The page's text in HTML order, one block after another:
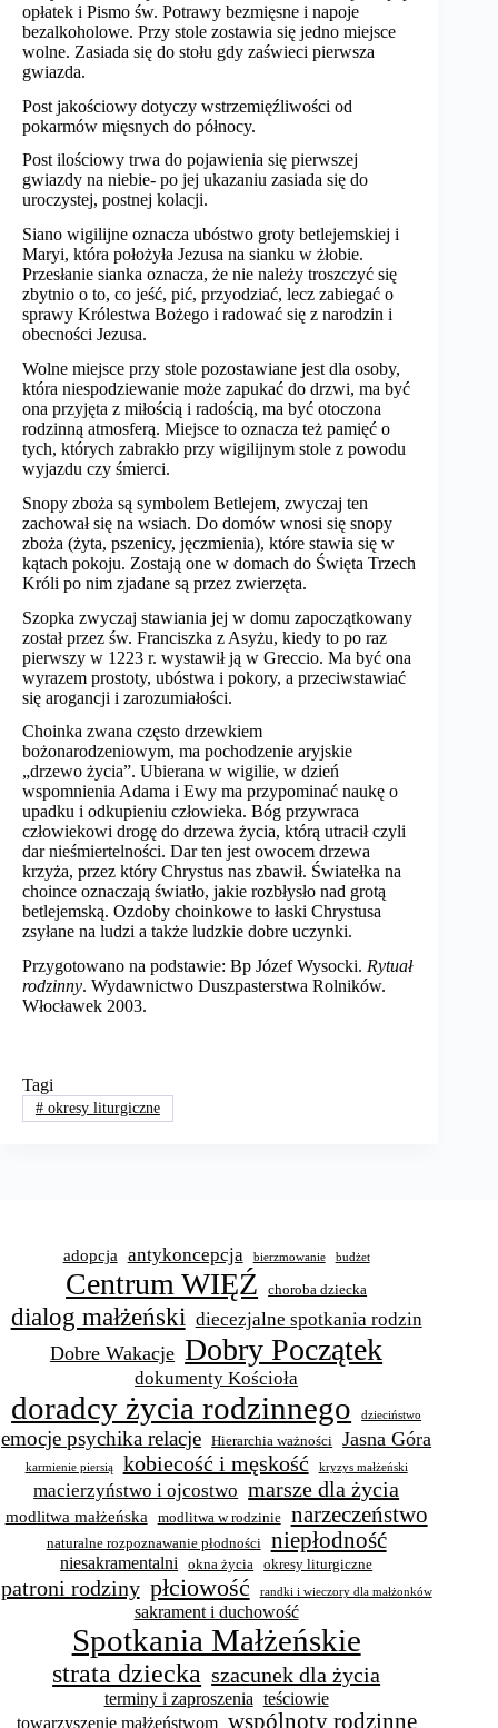
opłatek i Pismo św. Potrawy bezmięsne i napoje
bezalkoholowe. Przy stole zostawia się jedno miejsce
wolne. Zasiada się do stołu gdy zaświeci pierwsza
gwiazda.
Post jakościowy dotyczy wstrzemięźliwości od
pokarmów mięsnych do północy.
Post ilościowy trwa do pojawienia się pierwszej
gwiazdy na niebie- po jej ukazaniu zasiada się do
uroczystej, postnej kolacji.
Siano wigilijne oznacza ubóstwo groty betlejemskiej i
Maryi, która położyła Jezusa na sianku w żłobie.
Przesłanie sianka oznacza, że nie należy troszczyć się
zbytnio o to, co jeść, pić, przyodziać, lecz zabiegać o
sprawy Królestwa Bożego i radować się z narodzin i
obecności Jezusa.
Wolne miejsce przy stole pozostawiane jest dla osoby,
która niespodziewanie może zapukać do drzwi, ma być
ona przyjęta z miłością i radością, ma być otoczona
rodzinną atmosferą. Miejsce to oznacza też pamięć o
tych, których zabrakło przy wigilijnym stole z powodu
wyjazdu czy śmierci.
Snopy zboża są symbolem Betlejem, zwyczaj ten
zachował się na wsiach. Do domów wnosi się snopy
zboża (żyta, pszenicy, jęczmienia), które stawia się w
kątach pokoju. Zostają one w domach do Święta Trzech
Króli po nim zjadane są przez zwierzęta.
Szopka zwyczaj stawiania jej w domu zapoczątkowany
został przez św. Franciszka z Asyżu, kiedy to po raz
pierwszy w 1223 r. wystawił ją w Greccio. Ma być ona
wyrazem prostoty, ubóstwa i pokory, a przeciwstawiać
się arogancji i zarozumiałości.
Choinka zwana często drzewkiem
bożonarodzeniowym, ma pochodzenie aryjskie
„drzewo życia”. Ubierana w wigilie, w dzień
wspomnienia Adama i Ewy ma przypominać naukę o
upadku i odkupieniu człowieka. Bóg przywraca
człowiekowi drogę do drzewa życia, którą utracił czyli
dar nieśmiertelności. Dar ten jest owocem drzewa
krzyża, przez który Chrystus nas zbawił. Światełka na
choince oznaczają światło, jakie rozbłysło nad grotą
betlejemską. Ozdoby choinkowe to łaski Chrystusa
zsyłane na ludzi a także ludzkie dobre uczynki.
Przygotowano na podstawie: Bp Józef Wysocki. Rytuał
rodzinny. Wydawnictwo Duszpasterstwa Rolników.
Włocławek 2003.
Tagi
#okresy liturgiczne
adopcja antykoncepcja bierzmowanie budżet
Centrum WIĘŹ choroba dziecka
dialog małżeński diecezjalne spotkania rodzin
Dobre Wakacje Dobry Początek
dokumenty Kościoła
doradcy życia rodzinnego dzieciństwo
emocje psychika relacje Hierarchia ważności Jasna Góra
karmienie piersią kobiecość i męskość kryzys małżeński
macierzyństwo i ojcostwo marsze dla życia
modlitwa małżeńska modlitwa w rodzinie narzeczeństwo
naturalne rozpoznawanie płodności niepłodność
niesakramentalni okna życia okresy liturgiczne
patroni rodziny płciowość randki i wieczory dla małżonków
sakrament i duchowość
Spotkania Małżeńskie
strata dziecka szacunek dla życia
terminy i zaproszenia teściowie
towarzyszenie małżeństwom wspólnoty rodzinne